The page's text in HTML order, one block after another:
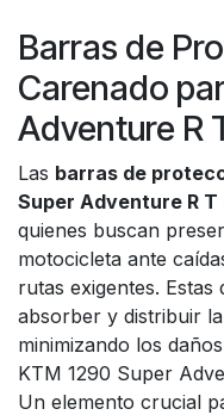
Barras de
Carenado
Adventure R
Las barras de
Super Adventure R T
quienes buscan
motocicleta ante
rutas exigentes. Estas
absorber y distribuir
minimizando los
KTM 1290 Super
Un elemento crucial